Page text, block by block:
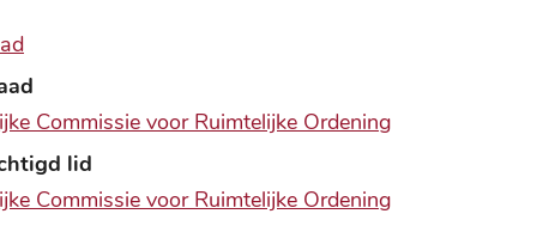
Commissie voor Ruimtelijke Ordening
lid
Commissie voor Ruimtelijke Ordening